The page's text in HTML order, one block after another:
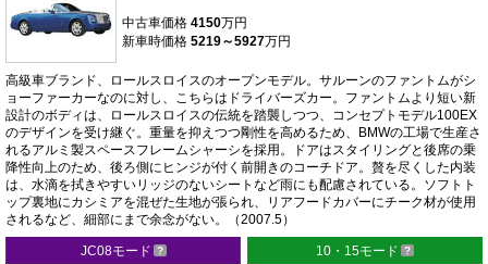
中古車価格 4150万円
新車時価格 5219～5927万円
高級車ブランド、ロールスロイスのオープンモデル。サルーンのファントムがシ
ョーファーカーなのに対し、こちらはドライバーズカー。ファントムより短い新
設計のボディは、ロールスロイスの伝統を踏襲しつつ、コンセプトモデル100EX
のデザインを受け継ぐ。重量を抑えつつ剛性を高めるため、BMWの工場で生産さ
れるアルミ製スペースフレームシャーシを採用。ドアはスタイリングと後席の乗
降性向上のため、後ろ側にヒンジが付く前開きのコーチドア。贅を尽くした内装
は、水滴を拭きやすいリッジのないシートなど雨にも配慮されている。ソフトト
ップ裏地にカシミアを混ぜた生地が張られ、リアフードカバーにチーク材が使用
されるなど、細部にまで余念がない。（2007.5）
JC08モード 10・15モード